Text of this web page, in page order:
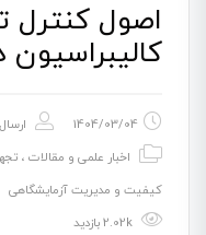
اصول کنترل
کالیبراسیون
1404/03/04
اخبار علمی و مقالات ،
کیفیت و مدیریت آزمایشگاهی